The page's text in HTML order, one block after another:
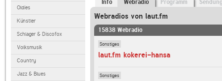
Oldies
Künstler
Schlager & Discofox
Volksmusik
Country
Jazz & Blues
Info Webradio Programm
Webradios von laut.fm
15838 Webradio
Sonstiges
laut.fm kokerei-hansa
Sonstiges